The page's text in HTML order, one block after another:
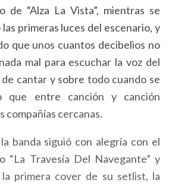
de “Alza La Vista”, mientras se
primeras luces del escenario, y
que unos cuantos decibelios no
mal para escuchar la voz del
de cantar y sobre todo cuando se
que entre canción y canción
compañías cercanas.
banda siguió con alegría con el
“La Travesía Del Navegante” y
la primera cover de su setlist, la